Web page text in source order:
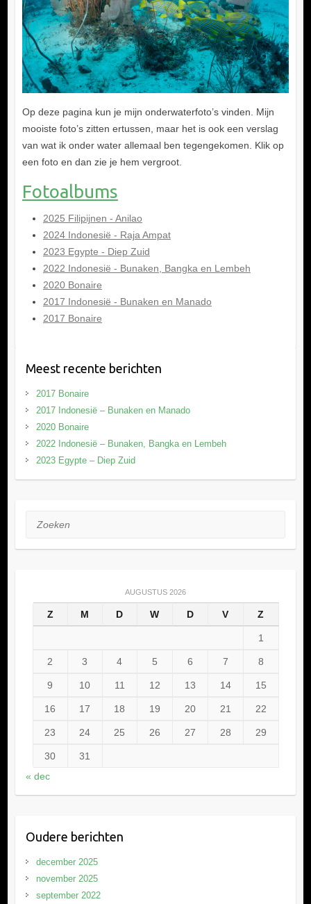
Op deze pagina kun je mijn onderwaterfoto’s vinden. Mijn
mooiste foto’s zitten ertussen, maar het is ook een verslag
van wat ik onder water allemaal ben tegengekomen. Klik op
een foto en dan zie je hem vergroot.
Fotoalbums
2025 Filipijnen - Anilao
2024 Indonesië - Raja Ampat
2023 Egypte - Diep Zuid
2022 Indonesië - Bunaken, Bangka en Lembeh
2020 Bonaire
2017 Indonesië - Bunaken en Manado
2017 Bonaire
Meest recente berichten
2017 Bonaire
2017 Indonesië – Bunaken en Manado
2020 Bonaire
2022 Indonesië – Bunaken, Bangka en Lembeh
2023 Egypte – Diep Zuid
Zoeken
AUGUSTUS 2026
Z M D W D V Z
1
2 3 4 5 6 7 8
9 10 11 12 13 14 15
16 17 18 19 20 21 22
23 24 25 26 27 28 29
30
31
« dec
Oudere berichten
december 2025
november 2025
september 2022